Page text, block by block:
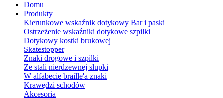
Domu
Produkty
Kierunkowe wskaźnik dotykowy Bar i paski
Ostrzeżenie wskaźniki dotykowe szpilki
Dotykowy kostki brukowej
Skatestopper
Znaki drogowe i szpilki
Ze stali nierdzewnej słupki
W alfabecie braille'a znaki
Krawędzi schodów
Akcesoria